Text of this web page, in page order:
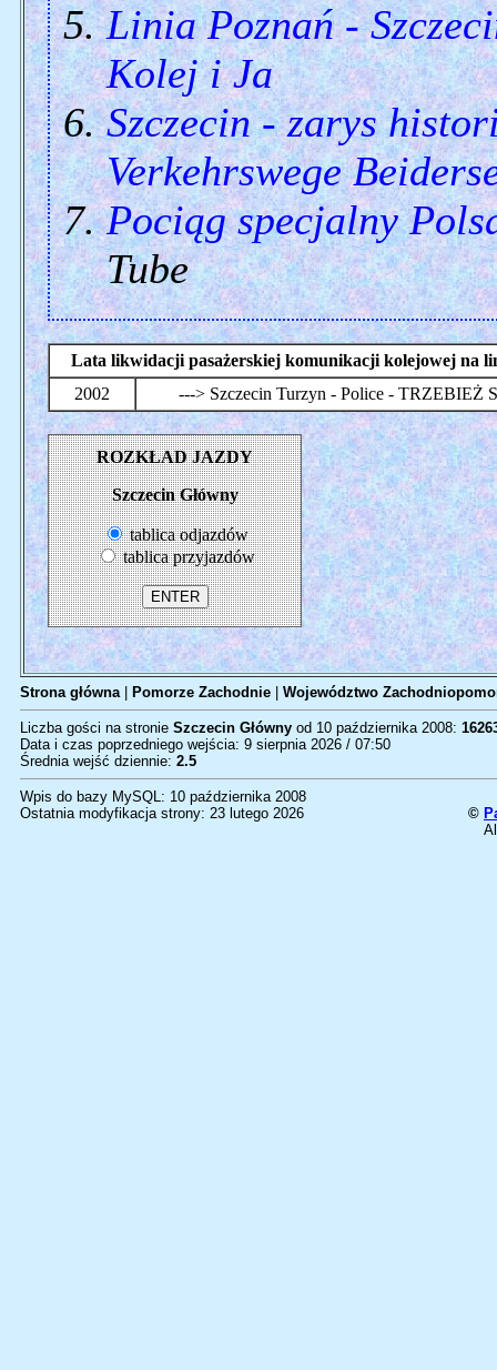
Linia Poznań -
Kolej i Ja
Szczecin - zarys
Verkehrswege
Pociąg specjalny
Tube
Lata likwidacji pasażerskiej komunikacji kolejowej na
2002
---> Szczecin Turzyn - Police - TRZEBIEŻ
ROZKŁAD JAZDY
Szczecin Główny
tablica odjazdów
tablica przyjazdów
Strona główna| Pomorze Zachodnie Województwo
Liczba gości na stronie Szczecin Główny od 10 października 2008:
Data i czas poprzedniego wejścia: 9 sierpnia 2026 / 07:50
Średnia wejść dziennie: 2.5
Wpis do bazy MySQL: 10 października 2008
Ostatnia modyfikacja strony: 23 lutego 2026
©